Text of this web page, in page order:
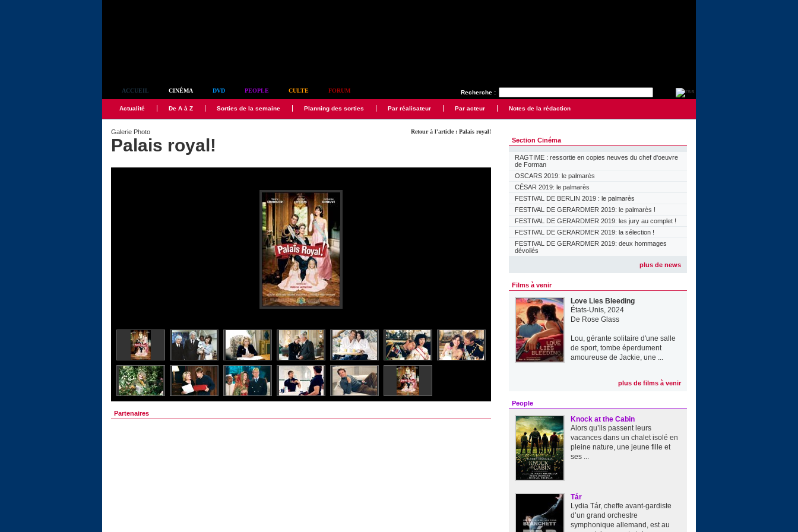
Recherche :
ACCUEIL CINÉMA DVD PEOPLE CULTE FORUM
Actualité De A à Z Sorties de la semaine Planning des sorties Par réalisateur Par acteur Notes de la rédaction
Retour à l'article : Palais royal!
Galerie Photo
Palais royal!
Partenaires
Section Cinéma
RAGTIME : ressortie en copies neuves du chef d'oeuvre
de Forman
OSCARS 2019: le palmarès
CÉSAR 2019: le palmarès
FESTIVAL DE BERLIN 2019 : le palmarès
FESTIVAL DE GERARDMER 2019: le palmarès !
FESTIVAL DE GERARDMER 2019: les jury au complet !
FESTIVAL DE GERARDMER 2019: la sélection !
FESTIVAL DE GERARDMER 2019: deux hommages
dévoilés
plus de news
Films à venir
Love Lies Bleeding
États-Unis, 2024
De Rose Glass
Lou, gérante solitaire d'une salle
de sport, tombe éperdument
amoureuse de Jackie, une ...
plus de films à venir
People
Knock at the Cabin
Alors qu’ils passent leurs
vacances dans un chalet isolé en
pleine nature, une jeune fille et
ses ...
Tár
Lydia Tár, cheffe avant-gardiste
d’un grand orchestre
symphonique allemand, est au